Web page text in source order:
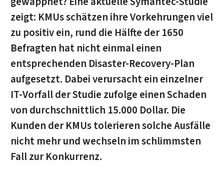
zeigt: KMUs schätzen ihre Vorkehrungen viel
zu positiv ein, rund die Hälfte der 1650
Befragten hat nicht einmal einen
entsprechenden Disaster-Recovery-Plan
aufgesetzt. Dabei verursacht ein einzelner
IT-Vorfall der Studie zufolge einen Schaden
von durchschnittlich 15.000 Dollar. Die
Kunden der KMUs tolerieren solche Ausfälle
nicht mehr und wechseln im schlimmsten
Fall zur Konkurrenz.